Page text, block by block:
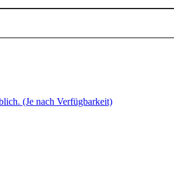
(Je nach Verfügbarkeit)